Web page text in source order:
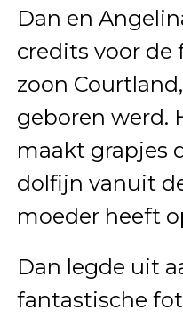
Dan en
credits voor de
zoon
geboren werd.
maakt grapjes
dolfijn vanuit
moeder heeft
Dan legde uit
fantastische